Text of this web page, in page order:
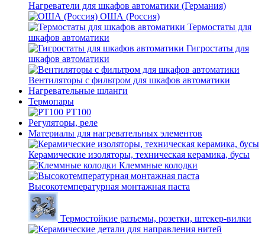
Нагреватели для шкафов автоматики (Германия)
ОША (Россия)
Термостаты для
шкафов автоматики
Гигростаты для
шкафов автоматики
Вентиляторы с фильтром для шкафов автоматики
Нагревательные шланги
Термопары
PT100
Регуляторы, реле
Материалы для нагревательных элементов
Керамические изоляторы, техническая керамика, бусы
Клеммные колодки
Высокотемпературная монтажная паста
Термостойкие разъемы, розетки, штекер-вилки